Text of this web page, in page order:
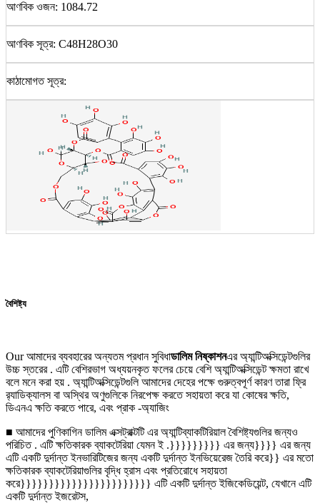
আণবিক ওজন: 1084.72
আণবিক সূত্র: C48H28O30
কাঠামোগত সূত্র:
বৈশিষ্ট্য
Our আমাদের ব্যবহারের অন্যতম প্রধান সুবিধাডালিম নিষ্কাশনএর অ্যান্টিঅক্সিডেন্টগুলির
উচ্চ স্তরের . এটি বেশিরভাগ অধ্যয়নকৃত ফলের চেয়ে বেশি অ্যান্টিঅক্সিডেন্ট ক্ষমতা রাখে
বলে মনে করা হয় . অ্যান্টিঅক্সিডেন্টগুলি আমাদের দেহের পক্ষে গুরুত্বপূর্ণ কারণ তারা ফ্রি
র‌্যাডিক্যালস বা অস্থির অণুগুলিকে নিরপেক্ষ করতে সহায়তা করে যা কোষের ক্ষতি,
ডিএনএ ক্ষতি করতে পারে, এবং প্রাক -অ্যাজিং
■ আমাদের পুণিকাগিন ডালিম এক্সট্রাক্টটি এর অ্যান্টিব্যাকটিরিয়াল বৈশিষ্ট্যগুলির জন্যও
পরিচিত . এটি ক্ষতিকারক ব্যাকটেরিয়া যেমন ই .}}}}}}}}} এর জন্য}}}} এর জন্য
এটি একটি দুর্দান্ত ইনভারিটিজের জন্য একটি দুর্দান্ত ইনভিয়েরেজ তৈরি করে}} এর মতো
ক্ষতিকারক ব্যাকটেরিয়াগুলির বৃদ্ধি হ্রাস এবং প্রতিরোধে সহায়তা
করে}}}}}}}}}}}}}}}}}}}}}}} এটি একটি দুর্দান্ত ইজিকেডিয়েন্ট, যেখানে এটি
একটি দুর্দান্ত ইজরেটস,